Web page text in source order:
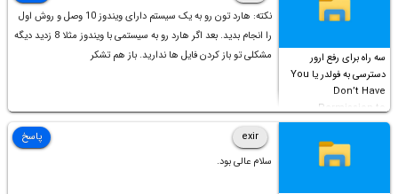
سه راه برای رفع ارور
دسترسی به فولدر یا You
Don’t Have
Permission to
Access this folder
نکته: هارد تون رو به یک سیستم دارای ویندوز 10 وصل و روش اول
را انجام بدید. بعد اگر هارد رو به سیستمی با ویندوز مثلا 8 زدید دیگه
مشکلی تو باز کردن فایل ها ندارید. باز هم تشکر
exir
سلام عالی بود.
پاسخ